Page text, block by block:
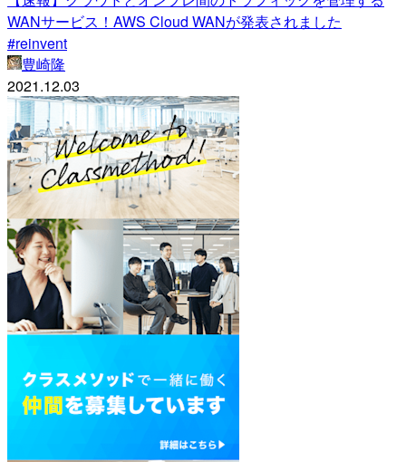
WANサービス！AWS Cloud WANが発表されました
#reinvent
豊崎隆
2021.12.03